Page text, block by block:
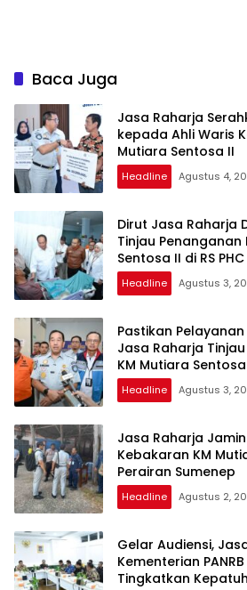
Baca Juga
Jasa Raharja
kepada Ahli Waris
Mutiara Sentosa II
Headline Agustus 4,
Dirut Jasa Raharja
Tinjau
Sentosa II di RS
Headline Agustus 3,
Pastikan
Jasa Raharja
KM Mutiara
Headline Agustus 3,
Jasa Raharja
Kebakaran KM
Perairan Sumenep
Headline Agustus 2,
Gelar Audiensi,
Kementerian
Tingkatkan